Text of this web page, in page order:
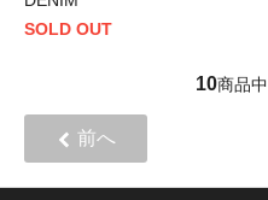
SOLD OUT
10商品中
前へ